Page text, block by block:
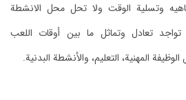
وتسلية الوقت ولا تحل محل الانشطة
تواجد تعادل وتماثل ما بين أوقات اللعب
المهنية، التعليم، والأنشطة البدنية.